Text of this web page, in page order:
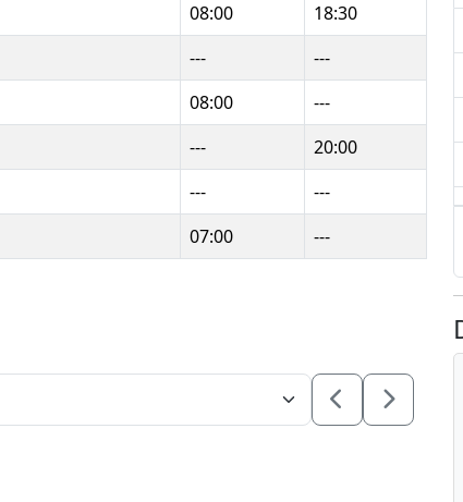
08:00
18:30
---
---
08:00
---
---
20:00
---
---
07:00 ---